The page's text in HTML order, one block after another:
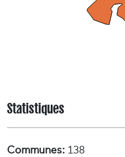
Statistiques
Communes: 138